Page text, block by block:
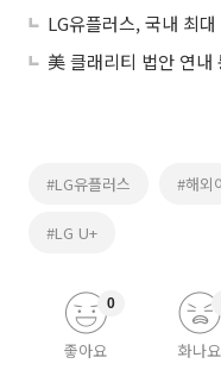
LG유플러스, 국내 최
#LG유플러스 #해외
#LG U+
좋아요
0
화나요